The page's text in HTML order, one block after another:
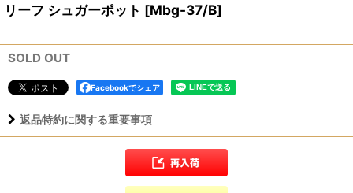
リーフ シュガーポット [Mbg-37/B]
SOLD OUT
Facebookでシェア
返品特約に関する重要事項